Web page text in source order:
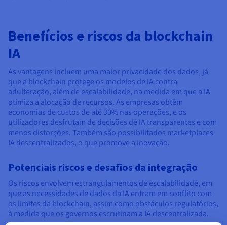
Benefícios e riscos da blockchain
IA
As vantagens incluem uma maior privacidade dos dados, já
que a blockchain protege os modelos de IA contra
adulteração, além de escalabilidade, na medida em que a IA
otimiza a alocação de recursos. As empresas obtêm
economias de custos de até 30% nas operações, e os
utilizadores desfrutam de decisões de IA transparentes e com
menos distorções. Também são possibilitados marketplaces
IA descentralizados, o que promove a inovação.
Potenciais riscos e desafios da integração
Os riscos envolvem estrangulamentos de escalabilidade, em
que as necessidades de dados da IA entram em conflito com
os limites da blockchain, assim como obstáculos regulatórios,
à medida que os governos escrutinam a IA descentralizada.